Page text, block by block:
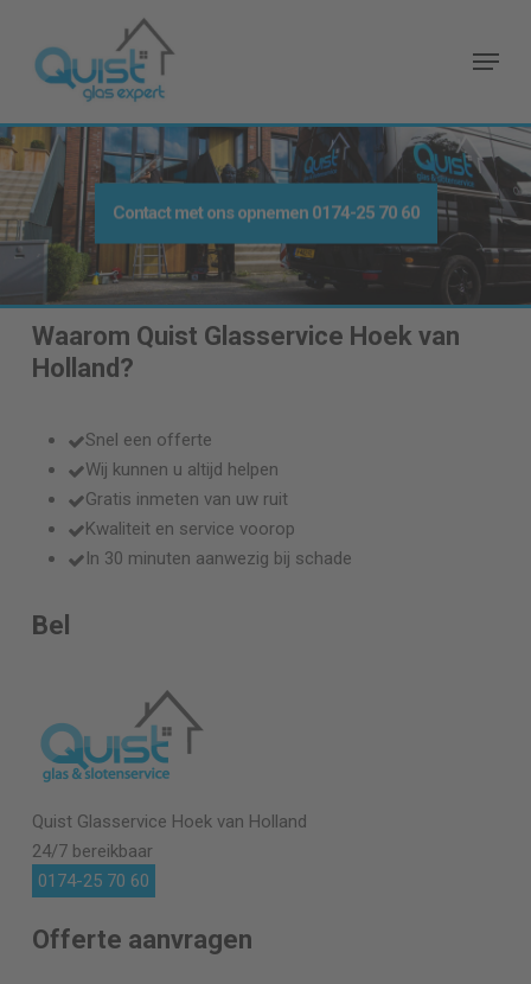
main
Menu
Contact met ons opnemen 0174-25 70 60
Waarom Quist Glasservice Hoek van
Holland ?
Snel een offerte
Wij kunnen u altijd helpen
Gratis inmeten van uw ruit
Kwaliteit en service voorop
In 30 minuten aanwezig bij schade
Bel
Quist Glasservice Hoek van Holland
24/7 bereikbaar
0174-25 70 60
Offerte aanvragen